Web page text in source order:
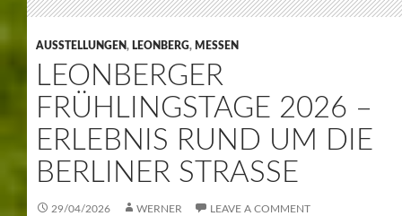
AUSSTELLUNGEN, LEONBERG, MESSEN
LEONBERGER
FRÜHLINGSTAGE 2026 –
ERLEBNIS RUND UM DIE
BERLINER STRASSE
29/04/2026 WERNER LEAVE A COMMENT